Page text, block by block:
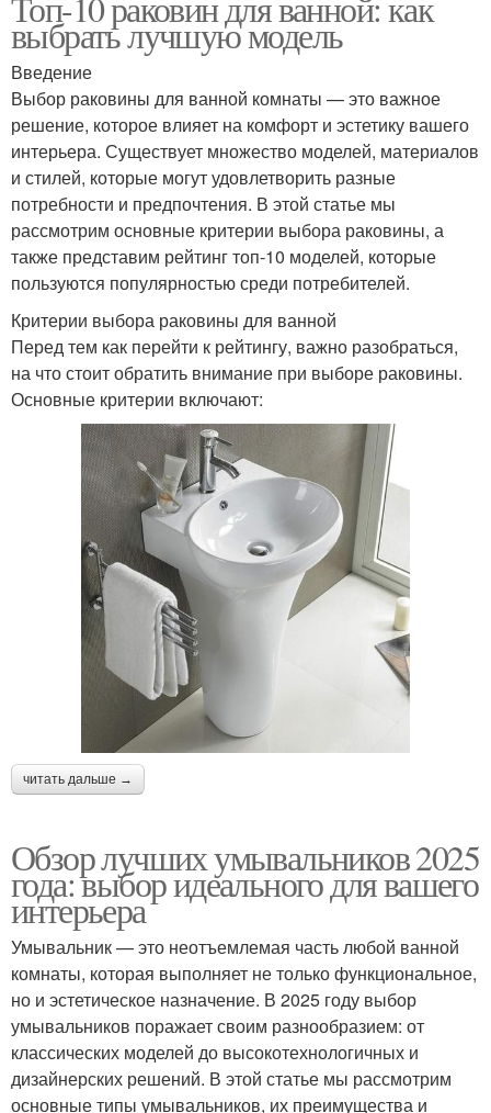
выбрать лучшую модель
Введение
Выбор раковины для ванной комнаты — это важное
решение, которое влияет на комфорт и эстетику вашего
интерьера. Существует множество моделей, материалов
и стилей, которые могут удовлетворить разные
потребности и предпочтения. В этой статье мы
рассмотрим основные критерии выбора раковины, а
также представим рейтинг топ-10 моделей, которые
пользуются популярностью среди потребителей.
Критерии выбора раковины для ванной
Перед тем как перейти к рейтингу, важно разобраться,
на что стоит обратить внимание при выборе раковины.
Основные критерии включают:
читать дальше →
Обзор лучших умывальников 2025
года: выбор идеального для вашего
интерьера
Умывальник — это неотъемлемая часть любой ванной
комнаты, которая выполняет не только функциональное,
но и эстетическое назначение. В 2025 году выбор
умывальников поражает своим разнообразием: от
классических моделей до высокотехнологичных и
дизайнерских решений. В этой статье мы рассмотрим
основные типы умывальников, их преимущества и